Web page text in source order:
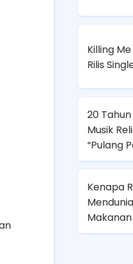
Killing
Rilis
20
Musik
“Pulang
Jelang
Kenapa
Bikin